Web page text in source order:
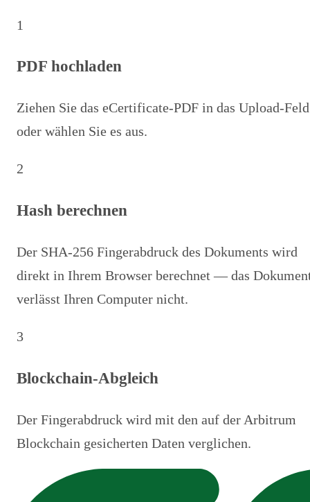
1
PDF hochladen
Ziehen Sie das eCertificate-PDF in das Upload-Feld
oder wählen Sie es aus.
2
Hash berechnen
Der SHA-256 Fingerabdruck des Dokuments wird
direkt in Ihrem Browser berechnet — das
verlässt Ihren Computer nicht.
3
Blockchain-Abgleich
Der Fingerabdruck wird mit den auf der Arbitrum
Blockchain gesicherten Daten verglichen.